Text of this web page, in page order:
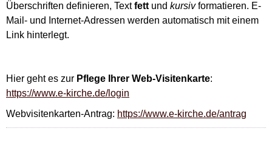
Überschriften definieren, Textfett und kursivformatieren. E-
Mail- und Internet-Adressen werden automatisch mit einem
Link hinterlegt.
Hier geht es zur Pflege Ihrer Web-Visitenkarte:
https://www.e-kirche.de/login
Webvisitenkarten-Antrag: https://www.e-kirche.de/antrag